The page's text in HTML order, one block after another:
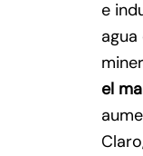
e
el